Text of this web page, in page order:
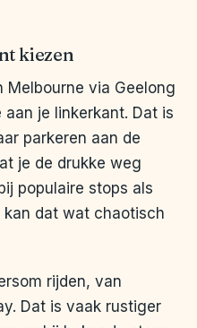
kiezen
Melbourne via Geelong
je linkerkant. Dat is
parkeren aan de
je de drukke weg
populaire stops als
kan dat wat chaotisch
rijden, van
Dat is vaak rustiger